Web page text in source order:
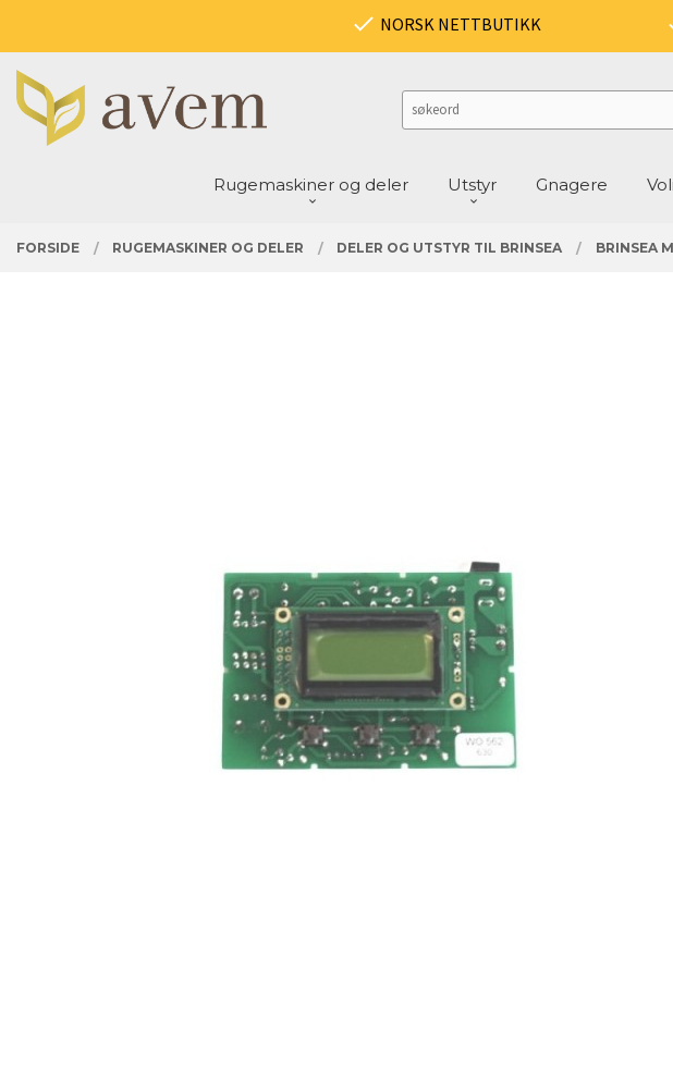
innholdet
NORSK NETTBUTIKK
Rugemaskiner og deler Utstyr Gnagere
FORSIDE RUGEMASKINER OG DELER DELER OG UTSTYR TIL BRINSEA BRINSEA